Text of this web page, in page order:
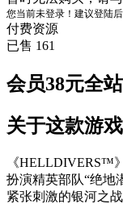
您当前未登录！建议登陆
付费资源
已售 161
会员38元全
关于这款游戏
《HELLDIVERS™
扮演精英部队“绝地
紧张刺激的银河之